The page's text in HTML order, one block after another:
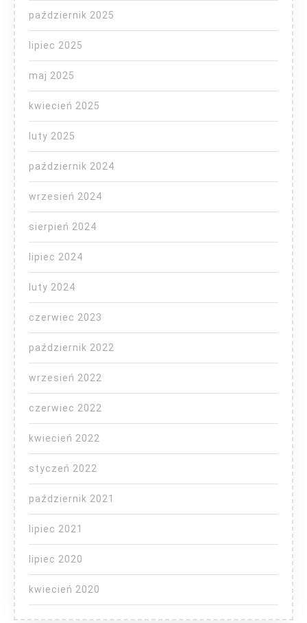
październik 2025
lipiec 2025
maj 2025
kwiecień 2025
luty 2025
październik 2024
wrzesień 2024
sierpień 2024
lipiec 2024
luty 2024
czerwiec 2023
październik 2022
wrzesień 2022
czerwiec 2022
kwiecień 2022
styczeń 2022
październik 2021
lipiec 2021
lipiec 2020
kwiecień 2020